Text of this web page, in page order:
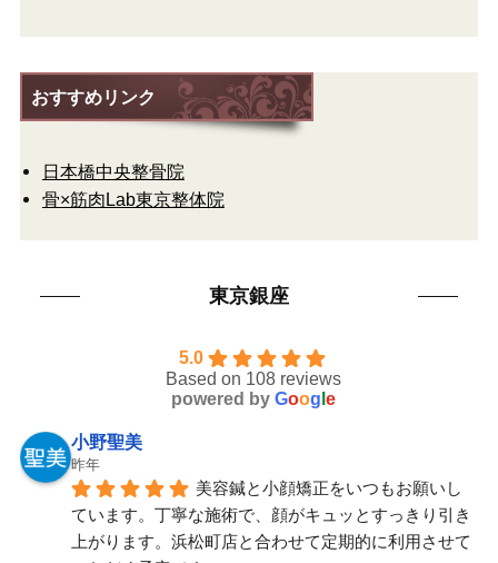
おすすめリンク
日本橋中央整骨院
骨×筋肉Lab東京整体院
東京銀座
5.0
Based on 108 reviews
powered by Goog e
小野聖美
昨年
美容鍼と小顔矯正をいつもお願いし
ています。丁寧な施術で、顔がキュッとすっきり引き
上がります。浜松町店と合わせて定期的に利用させて